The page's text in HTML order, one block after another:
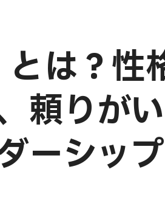
は？性
頼りが
ーシップ